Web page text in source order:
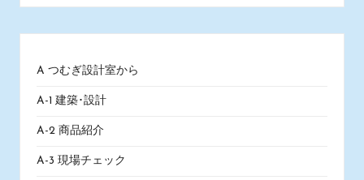
カ
A つむぎ設計室から
A-1 建築･設計
A-2 商品紹介
A-3 現場チェック